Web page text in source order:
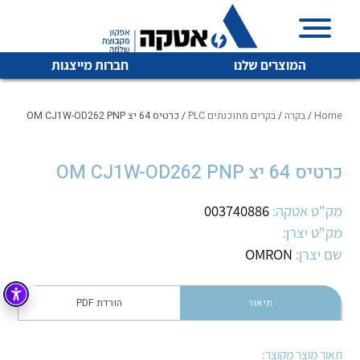
המוצרים שלנו חברות מייצגות
איכות | שרות | זמינות
והפצה של מוצרי
מיתוג, בקרה , ואינסטלציה חשמלית ופעילה ב7 תחומים:
חשמל
רובוטיקה ואוטומציה תעשייתית
Home
/בקרה /בקרים מתוכנתים PLC / כרטיס 64 יצ OM CJ1W-OD262 PNP
כרטיס 64 יצ OM CJ1W-OD262 PNP
מק"ט אטקה: 003740886
מק"ט יצרן:
שם יצרן: OMRON
תיאור הורדת PDF
תאור מוצר מקוצר: